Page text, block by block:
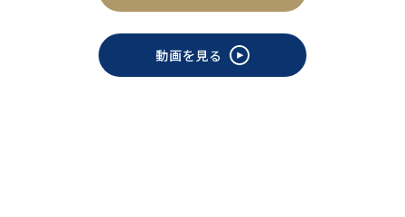
動画を見る